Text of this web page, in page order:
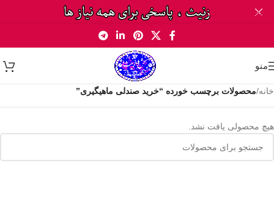
Skip to navigation
منو
خانه/محصولات برچسب خورده “خرید صندلی ماهیگیری”
هیچ محصولی یافت نشد.